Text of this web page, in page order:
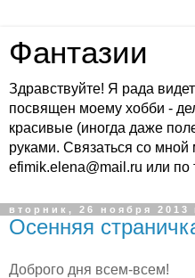
Фантазии
Здравствуйте! Я рада
посвящен моему хобби -
красивые (иногда даже
руками. Связаться со
efimik.elena@mail.ru или
вторник, 26 ноября 2013
Осенняя
Доброго дня всем-всем!